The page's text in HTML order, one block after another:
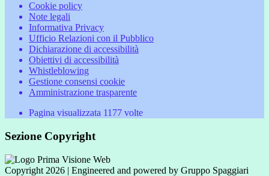
Cookie policy
Note legali
Informativa Privacy
Ufficio Relazioni con il Pubblico
Dichiarazione di accessibilità
Obiettivi di accessibilità
Whistleblowing
Gestione consensi cookie
Amministrazione trasparente
Pagina visualizzata 1177 volte
Sezione Copyright
Copyright 2026 | Engineered and powered by Gruppo Spaggiari